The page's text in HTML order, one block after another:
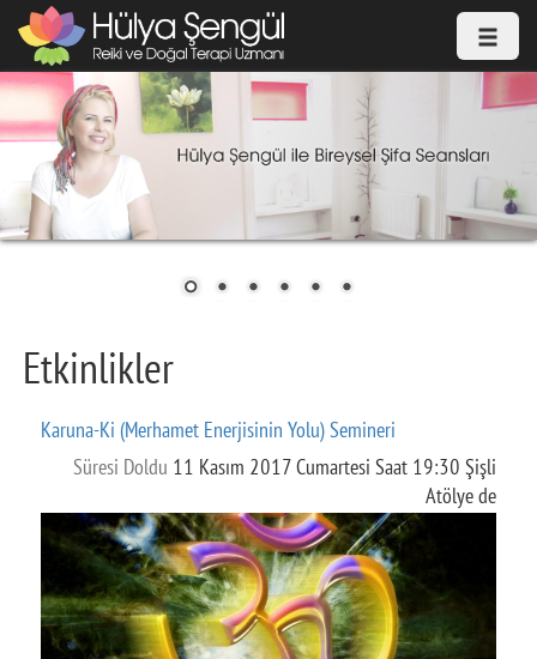
Etkinlikler
Karuna-Ki (Merhamet Enerjisinin Yolu) Semineri
Süresi Doldu 11 Kasım 2017 Cumartesi Saat 19:30 Şişli
Atölye de